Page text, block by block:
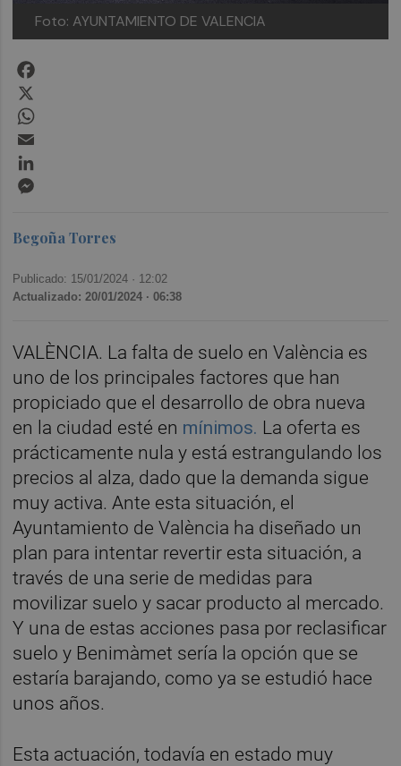
Foto: AYUNTAMIENTO DE VALENCIA
Begoña Torres
Publicado: 15/01/2024 · 12:02
Actualizado: 20/01/2024 · 06:38
VALÈNCIA. La falta de suelo en València es
uno de los principales factores que han
propiciado que el desarrollo de obra nueva
en la ciudad esté en mínimos. La oferta es
prácticamente nula y está estrangulando los
precios al alza, dado que la demanda sigue
muy activa. Ante esta situación, el
Ayuntamiento de València ha diseñado un
plan para intentar revertir esta situación, a
través de una serie de medidas para
movilizar suelo y sacar producto al mercado.
Y una de estas acciones pasa por reclasificar
suelo y Benimàmet sería la opción que se
estaría barajando, como ya se estudió hace
unos años.
Esta actuación, todavía en estado muy